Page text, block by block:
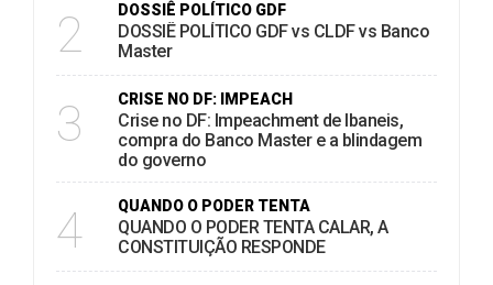
2 DOSSIÊ POLÍTICO GDF
DOSSIÊ POLÍTICO GDF vs CLDF vs Banco
Master
3 CRISE NO DF: IMPEACH
Crise no DF: Impeachment de Ibaneis,
compra do Banco Master e a blindagem
do governo
4 QUANDO O PODER TENTA
QUANDO O PODER TENTA CALAR, A
CONSTITUIÇÃO RESPONDE